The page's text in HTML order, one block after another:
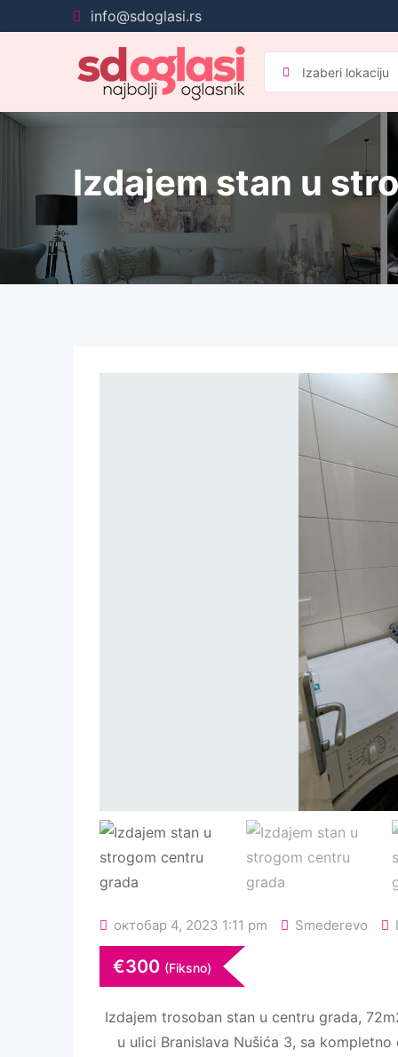
na
info@sdoglasi.rs
Izdajem stan u
октобар 4, 2023 1:11 pm Smederevo
€300 (Fiksno)
Izdajem trosoban stan u centru grada,
u ulici Branislava Nušića 3, sa